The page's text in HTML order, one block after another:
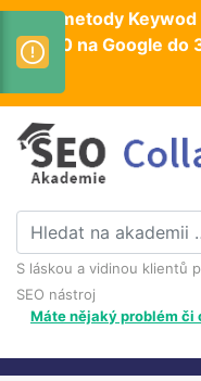
Test metody
TOP10 na Google do
S láskou a vidinou klientů
SEO nástroj
Máte nějaký problém či